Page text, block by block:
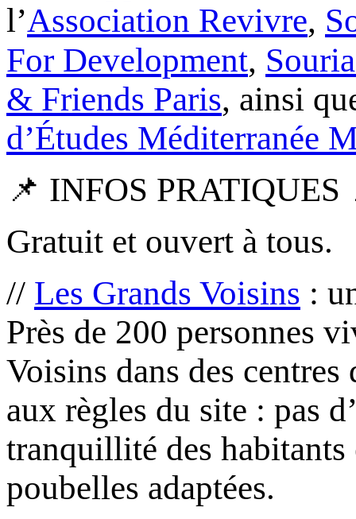
l’Association Revivre,
For Development,
& Friends Paris, ainsi
d’Études Méditerranée
📌 INFOS PRATIQUES
Gratuit et ouvert à tous.
// Les Grands Voisins :
Près de 200 personnes
Voisins dans des
aux règles du site : pas
tranquillité des habitants
poubelles adaptées.